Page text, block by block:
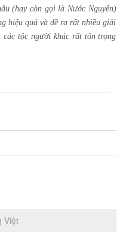
(hay còn gọi là Nước Nguyễn)
hiệu quả và đề ra rất nhiều giải
tộc người khác rất tôn trọng
Việt